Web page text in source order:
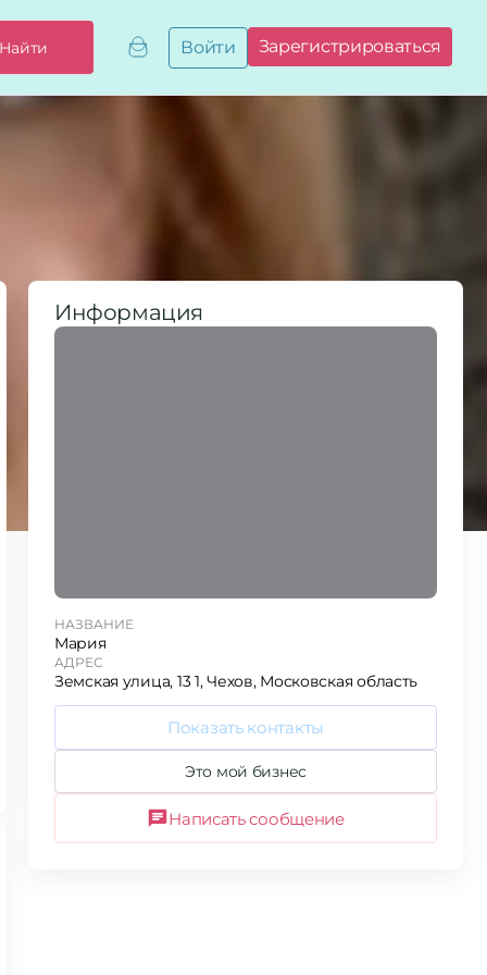
Найти
Добавить,
Войти Зарегистрироваться
Информация
НАЗВАНИЕ
Мария
АДРЕС
Земская улица, 13 1, Чехов, Московская область
Показать контакты
Это мой бизнес
Написать сообщение